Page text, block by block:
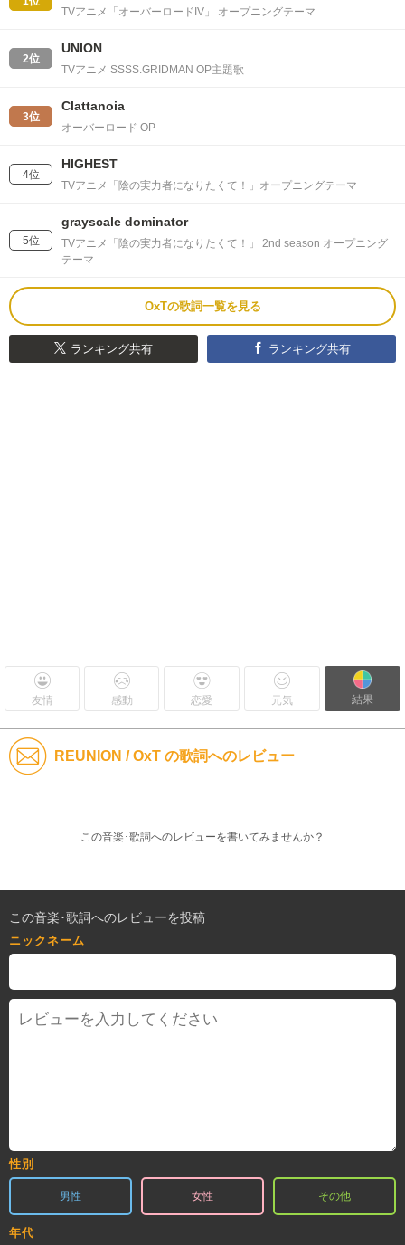
TVアニメ「オーバーロードIV」 オープニングテーマ
2位
UNION
TVアニメ SSSS.GRIDMAN OP主題歌
3位
Clattanoia
オーバーロード OP
4位
HIGHEST
TVアニメ「陰の実力者になりたくて！」オープニングテーマ
5位
grayscale dominator
TVアニメ「陰の実力者になりたくて！」 2nd season オープニング
テーマ
OxTの歌詞一覧を見る
ランキング共有 ランキング共有
友情 感動 恋愛 元気 結果
REUNION / OxT の歌詞へのレビュー
この音楽･歌詞へのレビューを書いてみませんか？
この音楽･歌詞へのレビューを投稿
ニックネーム
性別
男性 女性 その他
年代